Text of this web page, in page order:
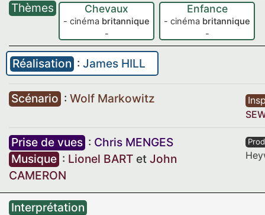
Thèmes Chevaux
- cinéma britannique
-
Enfance
- cinéma britannique
-
Réalisation : James HILL
Scénario : Wolf Markowitz
Prise de vues : Chris MENGES
Musique : Lionel BART et John
CAMERON
Interprétation